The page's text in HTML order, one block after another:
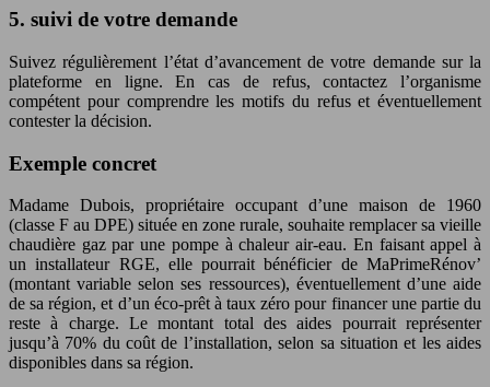
5. suivi de votre demande
Suivez régulièrement l’état d’avancement de votre demande sur la
plateforme en ligne. En cas de refus, contactez l’organisme
compétent pour comprendre les motifs du refus et éventuellement
contester la décision.
Exemple concret
Madame Dubois, propriétaire occupant d’une maison de 1960
(classe F au DPE) située en zone rurale, souhaite remplacer sa vieille
chaudière gaz par une pompe à chaleur air-eau. En faisant appel à
un installateur RGE, elle pourrait bénéficier de MaPrimeRénov’
(montant variable selon ses ressources), éventuellement d’une aide
de sa région, et d’un éco-prêt à taux zéro pour financer une partie du
reste à charge. Le montant total des aides pourrait représenter
jusqu’à 70% du coût de l’installation, selon sa situation et les aides
disponibles dans sa région.